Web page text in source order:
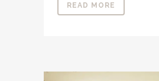
READ MORE